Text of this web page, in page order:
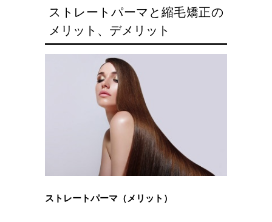
ストレートパーマと縮毛矯正の
メリット、デメリット
ストレートパーマ（メリット）